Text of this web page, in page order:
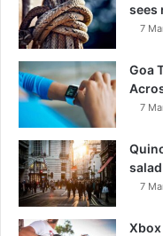
sees
7
Goa
7
salad
7